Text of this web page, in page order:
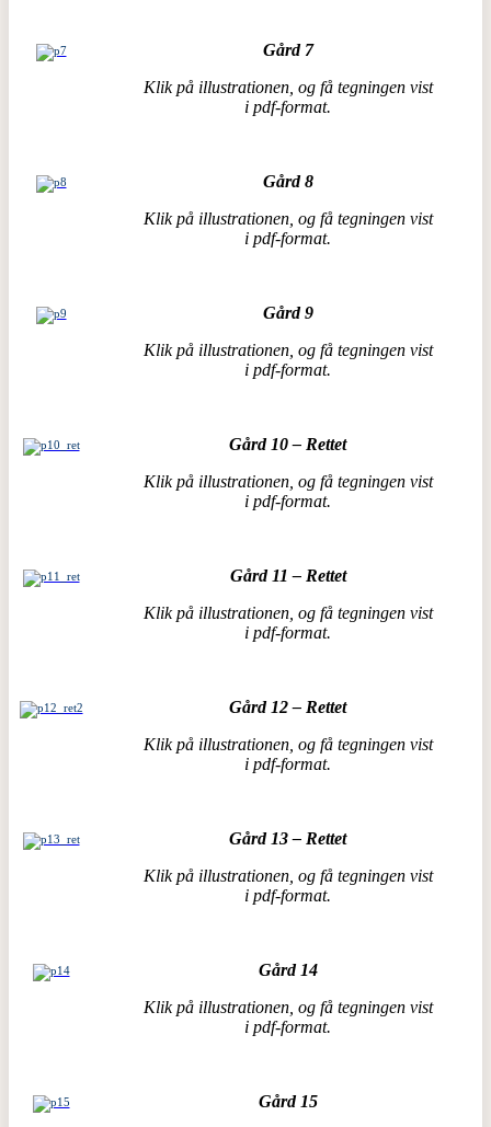
Gård 7
Klik på illustrationen, og få tegningen vist
i pdf-format.
Gård 8
Klik på illustrationen, og få tegningen vist
i pdf-format.
Gård 9
Klik på illustrationen, og få tegningen vist
i pdf-format.
Gård 10 – Rettet
Klik på illustrationen, og få tegningen vist
i pdf-format.
Gård 11 – Rettet
Klik på illustrationen, og få tegningen vist
i pdf-format.
Gård 12 – Rettet
Klik på illustrationen, og få tegningen vist
i pdf-format.
Gård 13 – Rettet
Klik på illustrationen, og få tegningen vist
i pdf-format.
Gård 14
Klik på illustrationen, og få tegningen vist
i pdf-format.
Gård 15